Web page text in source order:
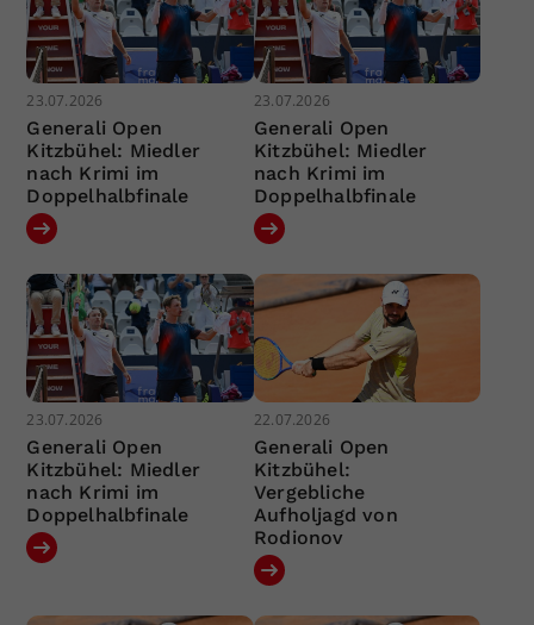
23.07.2026
Generali Open
Kitzbühel: Miedler
nach Krimi im
Doppelhalbfinale
23.07.2026
Generali Open
Kitzbühel: Miedler
nach Krimi im
Doppelhalbfinale
23.07.2026
Generali Open
Kitzbühel: Miedler
nach Krimi im
Doppelhalbfinale
22.07.2026
Generali Open
Kitzbühel:
Vergebliche
Aufholjagd von
Rodionov